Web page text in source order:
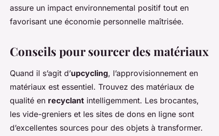
assure un impact environnemental positif tout en
favorisant une économie personnelle maîtrisée.
Conseils pour sourcer des matériaux
Quand il s’agit d’upcycling, l’approvisionnement en
matériaux est essentiel. Trouvez des matériaux de
qualité en recyclant intelligemment. Les brocantes,
les vide-greniers et les sites de dons en ligne sont
d’excellentes sources pour des objets à transformer.